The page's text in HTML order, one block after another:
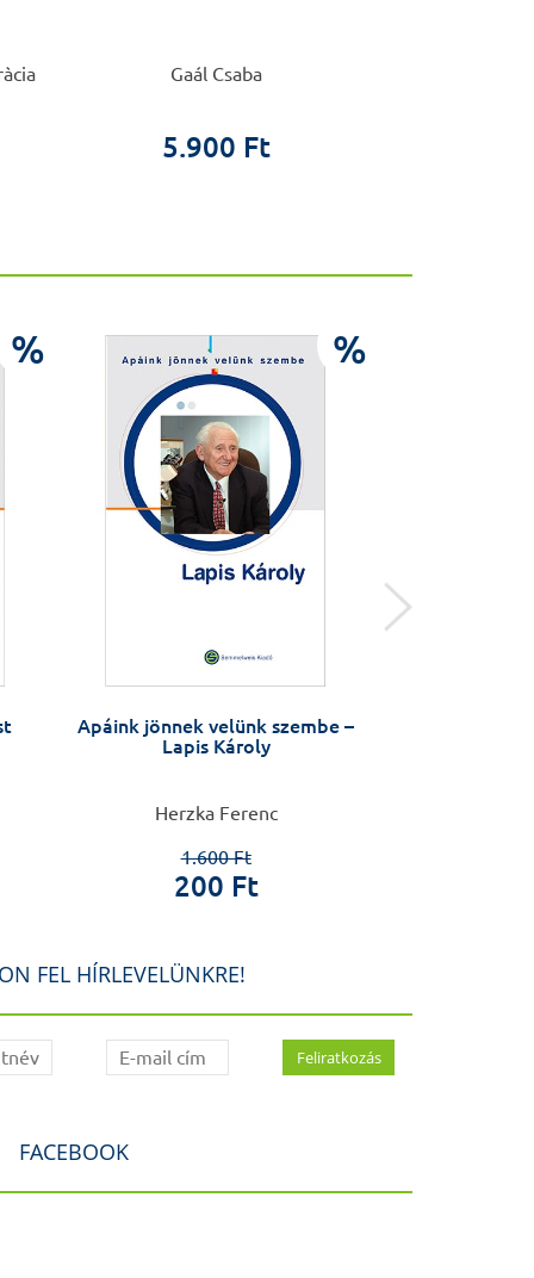
Gaál Csaba
5.900 Ft
% %
Apáink jönnek velünk szembe –
Lapis Károly
Herzka Ferenc
1.600 Ft
200 Ft
FEL HÍRLEVELÜNKRE!
FACEBOOK